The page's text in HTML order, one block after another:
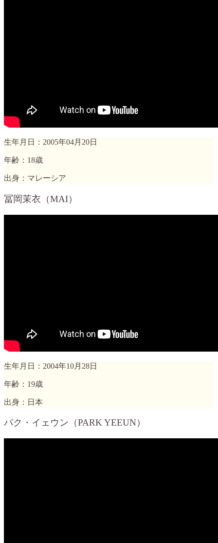
生年月日：2005年04月20日
年齢：18歳
出身：マレーシア
冨岡茉衣（MAI）
生年月日：2004年10月28日
年齢：19歳
出身：日本
パク・イェウン（PARK YEEUN）